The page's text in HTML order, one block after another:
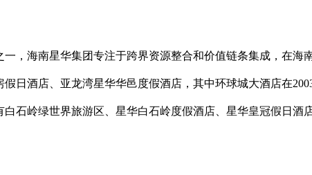
，海南星华集团专注于跨界资源整合和价值链条集成，在
日酒店、亚龙湾星华华邑度假酒店，其中环球城大酒店在
石岭绿世界旅游区、星华白石岭度假酒店、星华皇冠假日酒